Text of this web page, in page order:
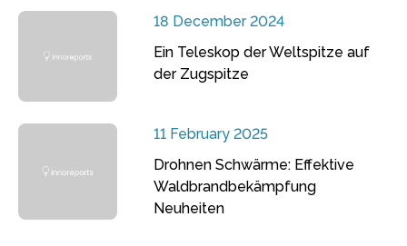
18 December 2024
Ein Teleskop der Weltspitze auf
der Zugspitze
11 February 2025
Drohnen Schwärme: Effektive
Waldbrandbekämpfung
Neuheiten